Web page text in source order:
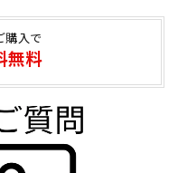
購入で
無料